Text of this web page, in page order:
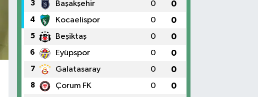
3 Başakşehir 0 0
4 Kocaelispor 0 0
5 Beşiktaş 0 0
6 Eyüpspor 0 0
7 Galatasaray 0 0
8 Çorum FK 0 0